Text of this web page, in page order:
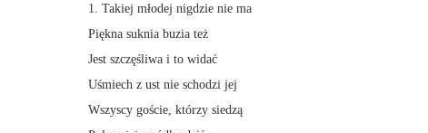
1. Takiej młodej nigdzie nie ma
Piękna suknia buzia też
Jest szczęśliwa i to widać
Uśmiech z ust nie schodzi jej
Wszyscy goście, którzy siedzą